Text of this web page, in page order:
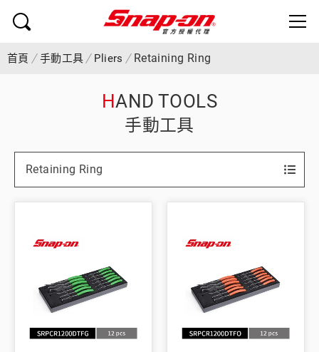
首頁 手動工具 Pliers Retaining Ring
HAND TOOLS
手動工具
Retaining Ring